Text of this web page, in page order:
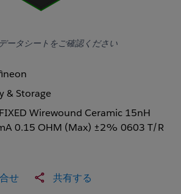
ータシートをご確認ください
& Storage
Wirewound Ceramic 15nH
0.15 OHM (Max) ±2% 0603 T/R
せ 共有する